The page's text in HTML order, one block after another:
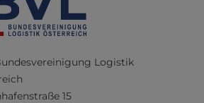
Logistik
15